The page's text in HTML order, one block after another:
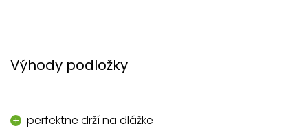
Výhody podložky
perfektne drží na dlážke